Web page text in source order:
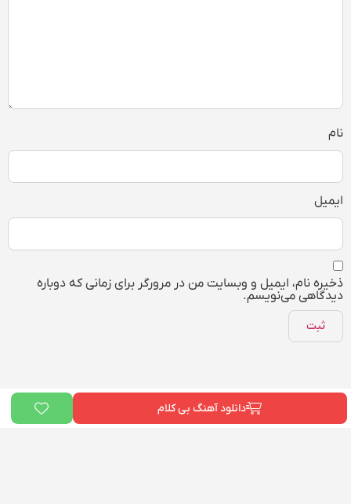
دانلود آهنگ بی کلام
نام
ایمیل
ذخیره نام، ایمیل و وبسایت من در مرورگر برای زمانی که دوباره
دیدگاهی می‌نویسم.